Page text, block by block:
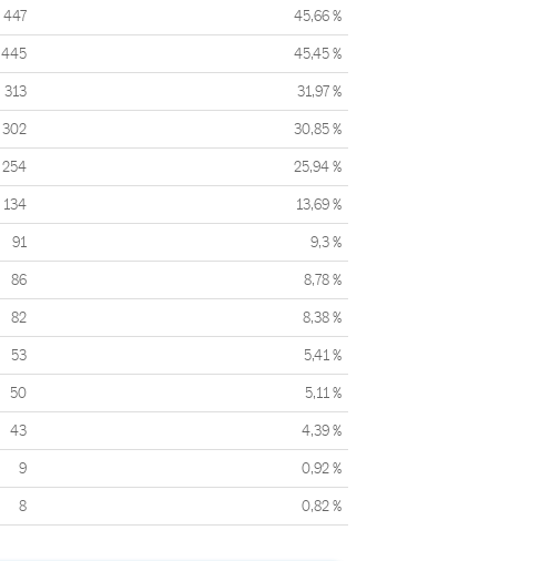
447 45,66 %
445 45,45 %
313 31,97 %
302 30,85 %
254 25,94 %
134 13,69 %
91 9,3 %
86 8,78 %
82 8,38 %
53 5,41 %
50 5,11 %
43 4,39 %
9 0,92 %
8 0,82 %